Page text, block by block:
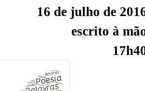
16 de julho de
escrito à